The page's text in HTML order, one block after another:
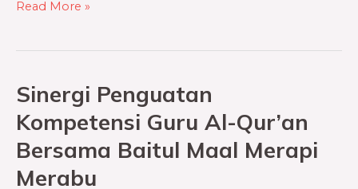
Read More »
Sinergi Penguatan
Kompetensi Guru Al-Qur’an
Bersama Baitul Maal Merapi
Merabu
Sinergi
Penguatan
Kompetensi
Guru
Al-